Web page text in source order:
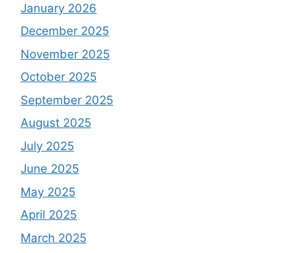
January 2026
December 2025
November 2025
October 2025
September 2025
August 2025
July 2025
June 2025
May 2025
April 2025
March 2025